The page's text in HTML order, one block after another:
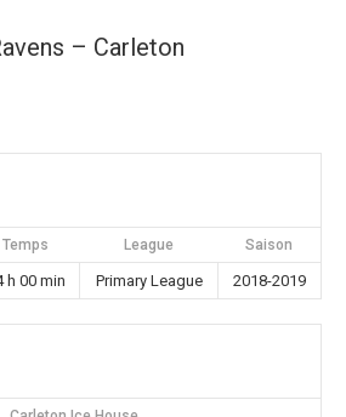
– Carleton
Temps League Saison
h 00 min Primary League 2018-2019